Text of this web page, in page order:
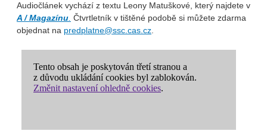
Audiočlánek vychází z textu Leony Matuškové, který najdete v
A / Magazínu. Čtvrtletník v tištěné podobě si můžete zdarma
objednat na ⁠ predplatne@ssc.cas.cz⁠.